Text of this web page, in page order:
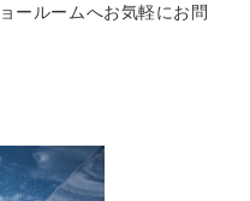
ールームへお気軽にお問